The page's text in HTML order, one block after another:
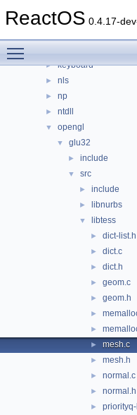
ReactOS 0.4.17-
► appcompat
► keyboard
► nls
► np
► ntdll
▼ opengl
▼ glu32
► include
▼ src
► include
► libnurbs
▼ libtess
► dict-list.h
► dict.c
► dict.h
► geom.c
► geom.h
►
►
► mesh.c
► mesh.h
► normal.c
► normal.h
►